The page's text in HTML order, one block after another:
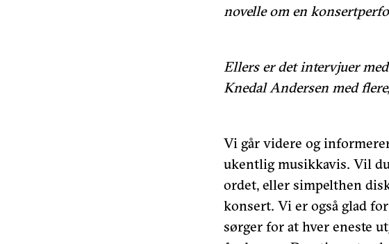
novelle om en
Ellers er det intervjuer
Knedal Andersen med
Vi går videre og
ukentlig musikkavis. Vil
ordet, eller simpelthen
konsert. Vi er også glad
sørger for at hver eneste